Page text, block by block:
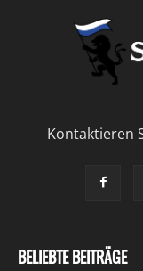
Kontaktieren
BELIEBTE BEITRÄGE